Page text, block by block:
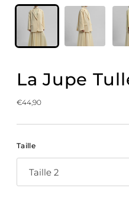
La Jupe
€44,90
Prix
Taille